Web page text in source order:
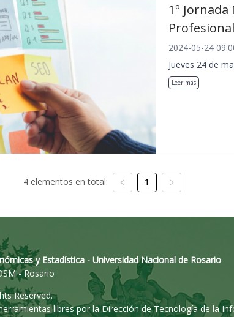
1º
2024-05-24
Jueves 24 de
Leer más
4 elementos en total: 1
y Estadística - Universidad Nacional de Rosario
- Rosario
Reserved.
libres por la Dirección de Tecnología de la